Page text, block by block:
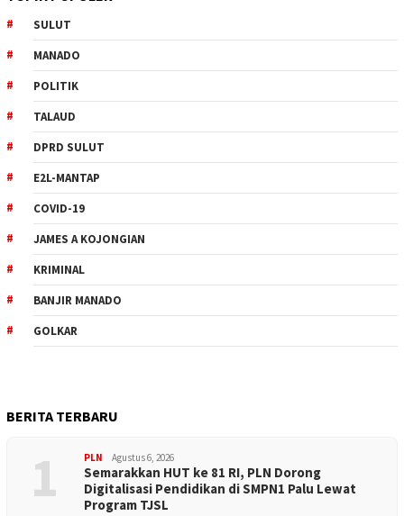
SULUT
MANADO
POLITIK
TALAUD
DPRD SULUT
E2L-MANTAP
COVID-19
JAMES A KOJONGIAN
KRIMINAL
BANJIR MANADO
GOLKAR
BERITA TERBARU
1 PLN Agustus 6, 2026
Semarakkan HUT ke 81 RI, PLN Dorong
Digitalisasi Pendidikan di SMPN1 Palu Lewat
Program TJSL